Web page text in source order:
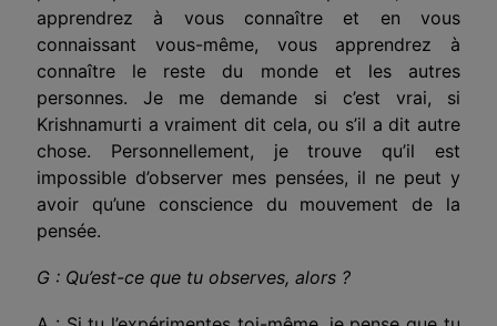
apprendrez à vous connaître et en vous
connaissant vous-même, vous apprendrez à
connaître le reste du monde et les autres
personnes. Je me demande si c’est vrai, si
Krishnamurti a vraiment dit cela, ou s’il a dit autre
chose. Personnellement, je trouve qu’il est
impossible d’observer mes pensées, il ne peut y
avoir qu’une conscience du mouvement de la
pensée.
G : Qu’est-ce que tu observes, alors ?